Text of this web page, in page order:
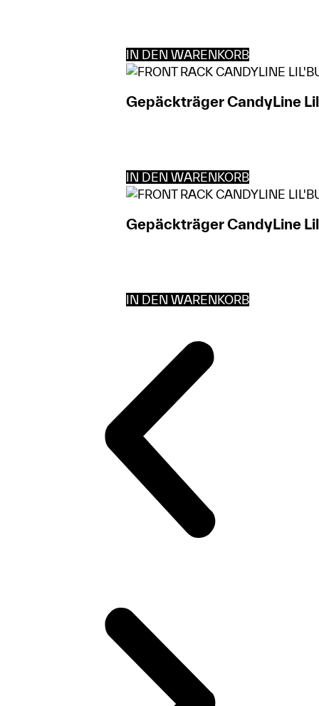
IN DEN WARENKORB
Gepäckträger CandyLine
IN DEN WARENKORB
Gepäckträger CandyLine
IN DEN WARENKORB